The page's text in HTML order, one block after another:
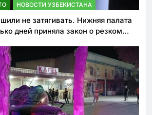
НОВОСТИ УЗБЕКИСТАНА
не затягивать. Нижняя палата
дней приняла закон о резком